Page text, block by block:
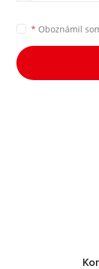
* Oboznámil